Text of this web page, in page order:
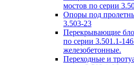
мостов по серии
Опоры под
3.503-23
Перекрывающие
по серии 3.501.1-
железобетонные.
Переходные и